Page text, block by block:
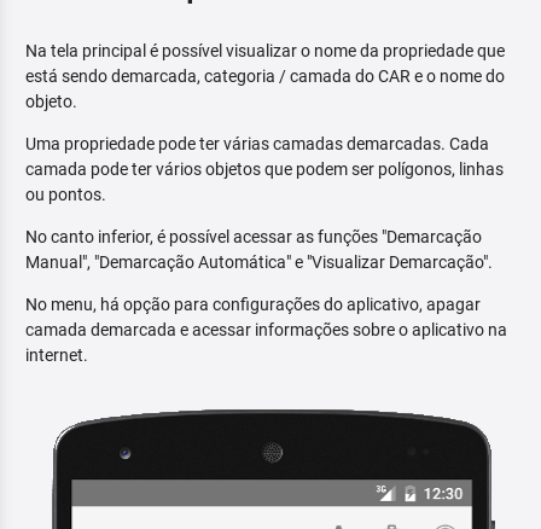
Na tela principal é possível visualizar o nome da propriedade que
está sendo demarcada, categoria / camada do CAR e o nome do
objeto.
Uma propriedade pode ter várias camadas demarcadas. Cada
camada pode ter vários objetos que podem ser polígonos, linhas
ou pontos.
No canto inferior, é possível acessar as funções "Demarcação
Manual", "Demarcação Automática" e "Visualizar Demarcação".
No menu, há opção para configurações do aplicativo, apagar
camada demarcada e acessar informações sobre o aplicativo na
internet.